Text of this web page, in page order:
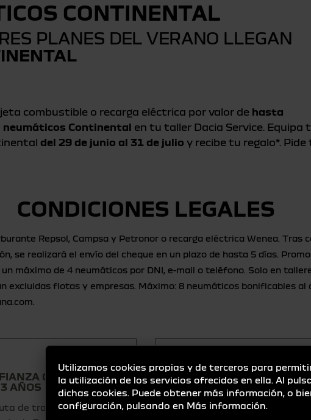
CONTINENTAL
PLANES DEL VERANO LLEGAN
combustible o recarga eléctrica por valor de hasta
neumáticos Continental en tu taller Dacia Service. Equipa
del 29 de junio al 31 de julio y recibe tu regalo*.
CONDICIONES LEGALES
Repsol, Campsa y Petronor o recarga eléctrica Wenea. Tras
se realizará el envío del cheque en un plazo de hasta 5 días.
máximo de 4 neumáticos por DNI, e-mail o teléfono. Solo en
excluidas flotas y empresas. Máximo: 8 neumáticos bonificables al
GARANTIZADA
AÑOS
de tranquilidad con la
RECAMBIOS
CALIDAD
Maximiza la vida
Utilizamos cookies propias y de terceros para
la utilización de los servicios ofrecidos en ella. Al
dichas cookies. Puede obtener más información, o
configuración, pulsando en Más información